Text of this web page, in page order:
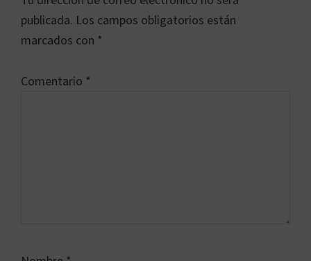
los
lectores
publicada. Los campos obligatorios están
marcados con *
Comentario *